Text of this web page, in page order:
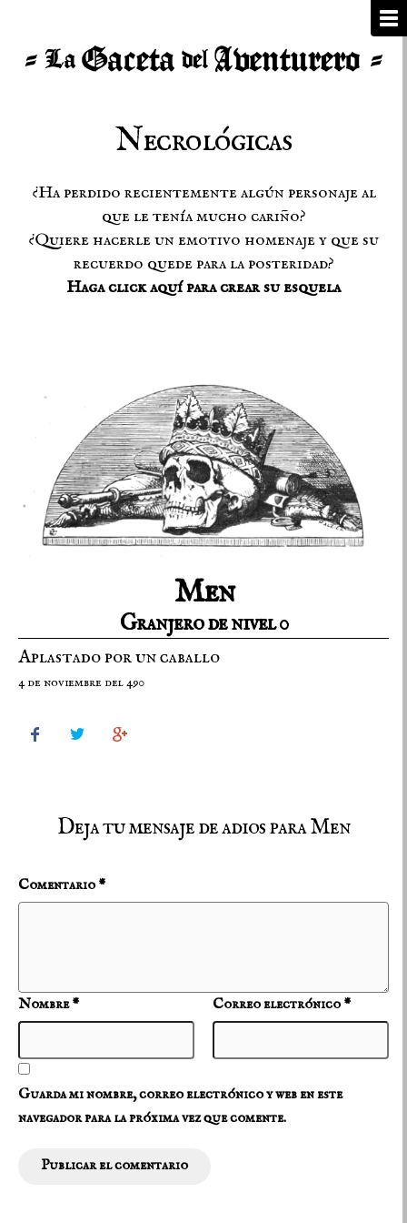
Necrológicas
¿Ha perdido recientemente algún personaje al
que le tenía mucho cariño?
¿Quiere hacerle un emotivo homenaje y que su
recuerdo quede para la posteridad?
Haga click aquí para crear su esquela
Men
Granjero de nivel 0
Aplastado por un caballo
4 de noviembre del 490
  
Deja tu mensaje de adios para Men
Comentario*
Nombre* Correo electrónico*
Guarda mi nombre, correo electrónico y web en este
navegador para la próxima vez que comente.